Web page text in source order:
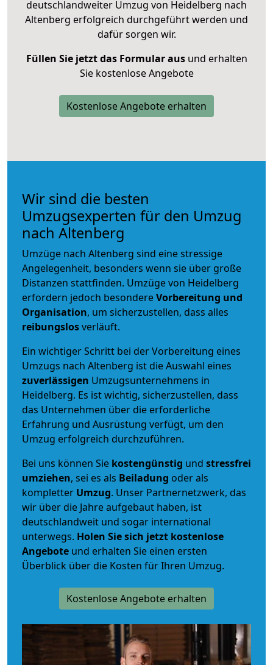
deutschlandweiter Umzug von Heidelberg nach
Altenberg erfolgreich durchgeführt werden und
dafür sorgen wir.
Füllen Sie jetzt das Formular ausund erhalten
Sie kostenlose Angebote
Kostenlose Angebote erhalten
Wir sind die besten
Umzugsexperten für den Umzug
nach Altenberg
Umzüge nach Altenberg sind eine stressige
Angelegenheit, besonders wenn sie über große
Distanzen stattfinden. Umzüge von Heidelberg
erfordern jedoch besondereVorbereitung und
Organisation, um sicherzustellen, dass alles
reibungslosverläuft.
Ein wichtiger Schritt bei der Vorbereitung eines
Umzugs nach Altenberg ist die Auswahl eines
zuverlässigen Umzugsunternehmens in
Heidelberg. Es ist wichtig, sicherzustellen, dass
das Unternehmen über die erforderliche
Erfahrung und Ausrüstung verfügt, um den
Umzug erfolgreich durchzuführen.
Bei uns können Sie kostengünstig und stressfrei
umziehen, sei es als Beiladung oder als
kompletter Umzug. Unser Partnernetzwerk, das
wir über die Jahre aufgebaut haben, ist
deutschlandweit und sogar international
unterwegs. Holen Sie sich jetzt kostenlose
Angebote und erhalten Sie einen ersten
Überblick über die Kosten für Ihren Umzug.
Kostenlose Angebote erhalten